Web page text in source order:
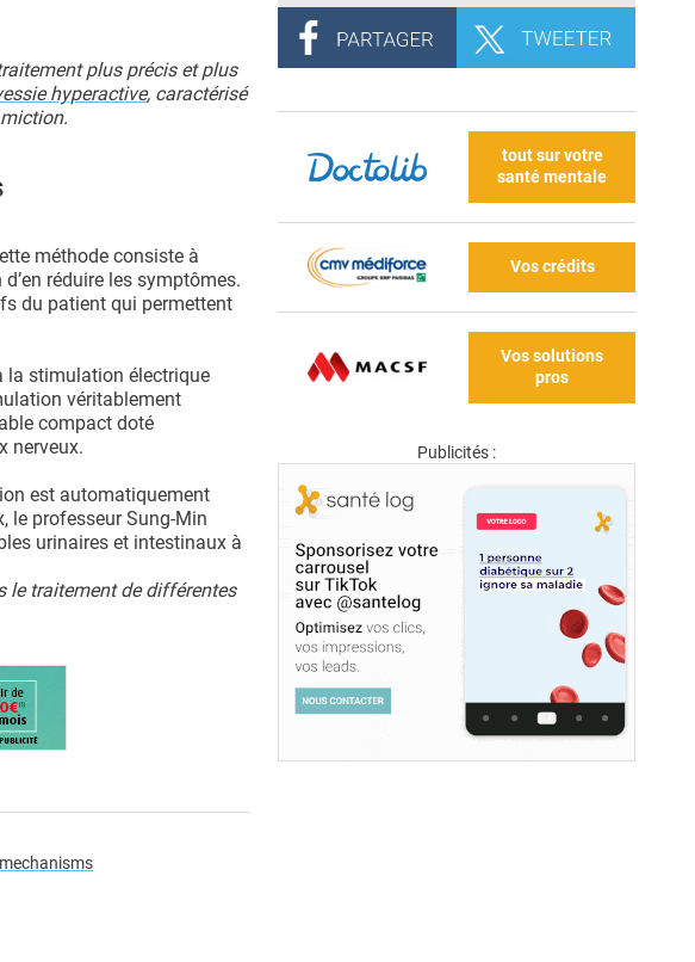
plus précis et plus
hyperactive, caractérisé
méthode consiste à
réduire les symptômes.
du patient qui permettent
la stimulation électrique
véritablement
compact doté
nerveux.
est automatiquement
le professeur Sung-Min
urinaires et intestinaux à
le traitement de différentes
tout sur votre
santé mentale
Vos crédits
Vos solutions
pros
Publicités :